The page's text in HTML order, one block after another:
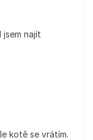
jsem najít
kotě se vrátím.